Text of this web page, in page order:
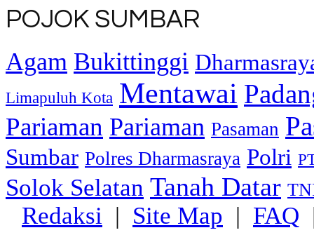
POJOK SUMBAR
Agam Bukittinggi
Limapuluh Kota Mentawai
Pariaman Pariaman Pasaman
Sumbar Polres Dharmasraya Polri
Solok Selatan Tanah Datar
Redaksi | Site Map | FAQ